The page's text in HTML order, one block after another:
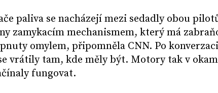
paliva se nacházejí mezi sedadly obou
zamykacím mechanismem, který má
omylem, připomněla CNN. Po
vrátily tam, kde měly být. Motory tak v
fungovat.